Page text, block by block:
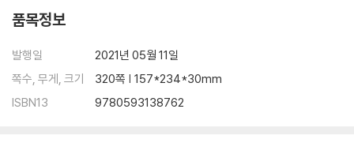
ind-body conditioning trailblazers who are unlocking the life-e
Easter’s journey to understand our evolutionary need to be ch
allenged takes him to meet the NBA’s top exercise scientist,
품목정보
발행일
2021년 05월 11일
쪽수, 무게, 크기
320쪽 | 157*234*30mm
ISBN13
9780593138762